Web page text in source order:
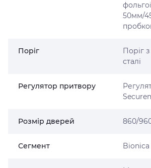
50мм/
Поріг
Поріг
сталі
Регулятор притвору
Розмір дверей 860/
Сегмент